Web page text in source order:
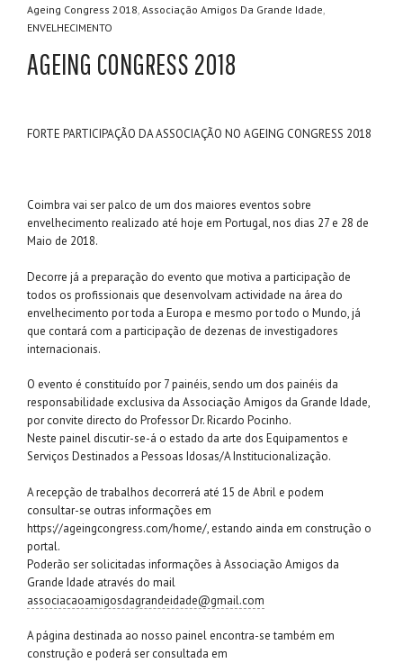
Ageing Congress 2018, Associação Amigos Da Grande Idade,
ENVELHECIMENTO
AGEING CONGRESS 2018
FORTE PARTICIPAÇÃO DA ASSOCIAÇÃO NO AGEING CONGRESS 2018
Coimbra vai ser palco de um dos maiores eventos sobre
envelhecimento realizado até hoje em Portugal, nos dias 27 e 28 de
Maio de 2018.
Decorre já a preparação do evento que motiva a participação de
todos os profissionais que desenvolvam actividade na área do
envelhecimento por toda a Europa e mesmo por todo o Mundo, já
que contará com a participação de dezenas de investigadores
internacionais.
O evento é constituído por 7 painéis, sendo um dos painéis da
responsabilidade exclusiva da Associação Amigos da Grande Idade,
por convite directo do Professor Dr. Ricardo Pocinho.
Neste painel discutir-se-á o estado da arte dos Equipamentos e
Serviços Destinados a Pessoas Idosas/A Institucionalização.
A recepção de trabalhos decorrerá até 15 de Abril e podem
consultar-se outras informações em
https://ageingcongress.com/home/, estando ainda em construção o
portal.
Poderão ser solicitadas informações à Associação Amigos da
Grande Idade através do mail
associacaoamigosdagrandeidade@gmail.com
A página destinada ao nosso painel encontra-se também em
construção e poderá ser consultada em